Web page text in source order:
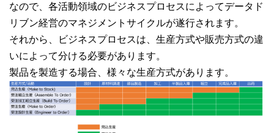
なので、各活動領域のビジネスプロセスによってデータド
リブン経営のマネジメントサイクルが遂行されます。
それから、ビジネスプロセスは、生産方式や販売方式の違
いによって分ける必要があります。
製品を製造する場合、様々な生産方式があります。